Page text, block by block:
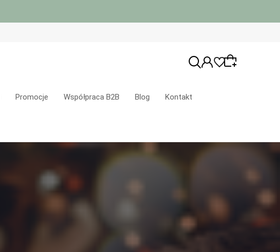
Wybierz coś dla siebie z naszej aktualnej
Promocje Współpraca B2B Blog Kontakt